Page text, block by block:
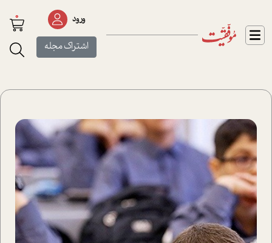
ورود
اشتراک مجله
0